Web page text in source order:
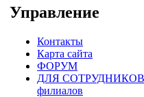
Управление
Контакты
Карта сайта
ФОРУМ
ДЛЯ СОТРУДНИКОВ
филиалов